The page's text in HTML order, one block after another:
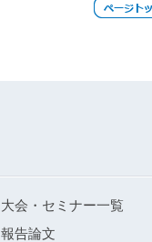
大会・セミナー一覧
報告論文